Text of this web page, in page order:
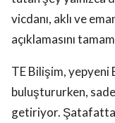
vicdanı, aklı ve
açıklamasını
TE Bilişim, yepyeni
buluştururken,
getiriyor.